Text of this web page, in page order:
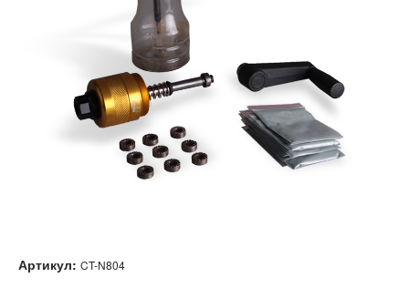
Артикул: CT-N804